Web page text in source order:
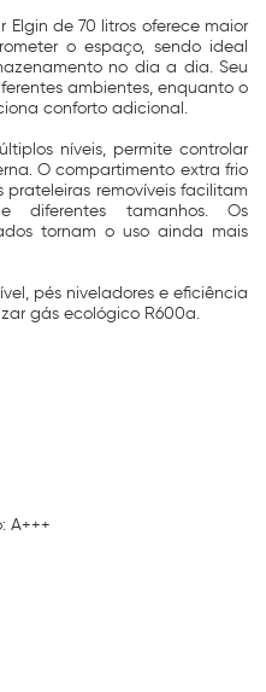
de 70 litros oferece maior
o espaço, sendo ideal
no dia a dia. Seu
ambientes, enquanto o
conforto adicional.
níveis, permite controlar
O compartimento extra frio
removíveis facilitam
tamanhos. Os
tornam o uso ainda mais
pés niveladores e eficiência
gás ecológico R600a.
A+++